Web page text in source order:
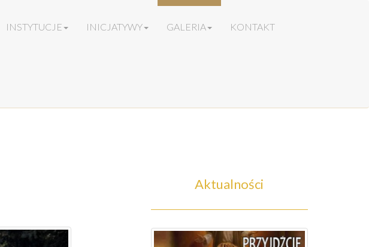
INSTYTUCJE INICJATYWY GALERIA KONTAKT
Aktualności